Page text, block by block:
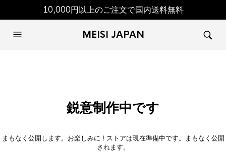
10,000円以上のご注文で国内送料無料
MEISI JAPAN
鋭意制作中です
まもなく公開します。お楽しみに ! ストアは現在準備中です。まもなく公開
されます。